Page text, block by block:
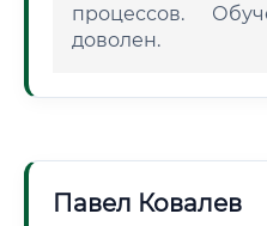
процессов.
доволен.
Павел Ковалев